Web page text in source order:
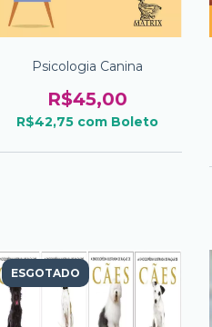
Psicologia Canina
R$45,00
R$42,75 com Boleto
ESGOTADO